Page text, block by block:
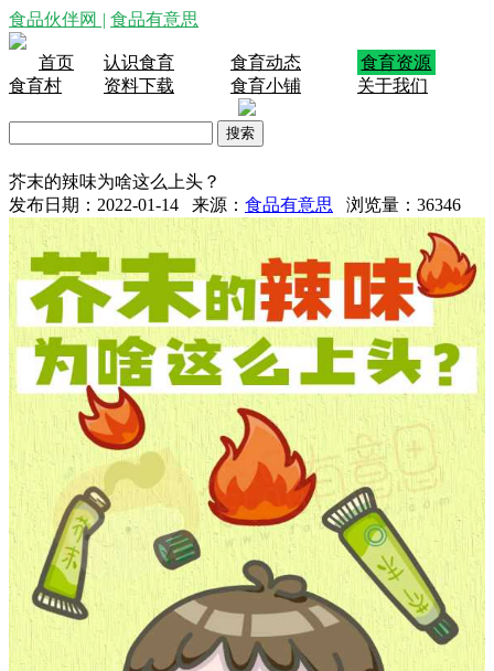
食品伙伴网 | 食品有意思
首页 认识食育 食育动态
食育资源
食育村
资料下载 食育小铺 关于我们
芥末的辣味为啥这么上头？
发布日期：2022-01-14 来源： 食品有意思 浏览量： 36346